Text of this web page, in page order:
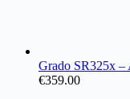
Grado SR325x –
€359.00